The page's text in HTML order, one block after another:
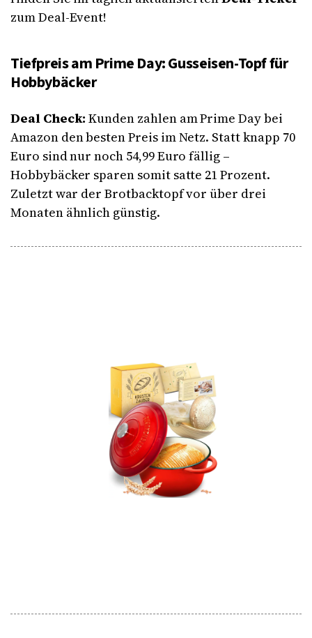
zum Deal-Event!
Tiefpreis am Prime Day: Gusseisen-Topf für
Hobbybäcker
Deal Check: Kunden zahlen am Prime Day bei
Amazon den besten Preis im Netz. Statt knapp 70
Euro sind nur noch 54,99 Euro fällig –
Hobbybäcker sparen somit satte 21 Prozent.
Zuletzt war der Brotbacktopf vor über drei
Monaten ähnlich günstig.